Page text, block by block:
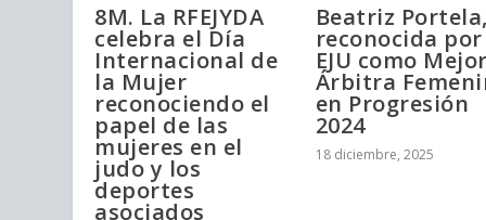
8M. La RFEJYDA
celebra el Día
Internacional de
la Mujer
reconociendo el
papel de las
mujeres en el
judo y los
deportes
asociados
Beatriz
reconocida
EJU como
Árbitra
en Progresión
2024
18 diciembre, 2025